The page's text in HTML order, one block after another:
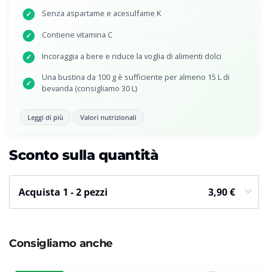
✓ Senza aspartame e acesulfame K
✓ Contiene vitamina C
✓ Incoraggia a bere e riduce la voglia di alimenti dolci
✓
Una bustina da 100 g è sufficiente per almeno 15 L di
bevanda (consigliamo 30 L)
Leggi di più Valori nutrizionali
Sconto sulla quantità
Acquista 1 - 2 pezzi 3,90€
Consigliamo anche